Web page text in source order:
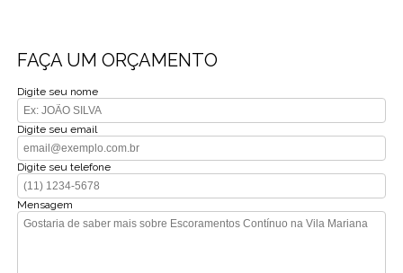
FAÇA UM ORÇAMENTO
Digite seu nome
Digite seu email
Digite seu telefone
Mensagem